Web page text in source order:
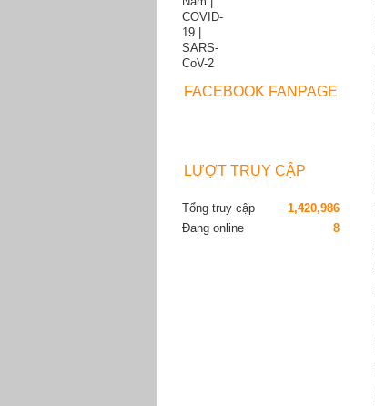
FACEBOOK FANPAGE
LƯỢT TRUY CẬP
Tổng truy cập
1,420,986
Đang online
8